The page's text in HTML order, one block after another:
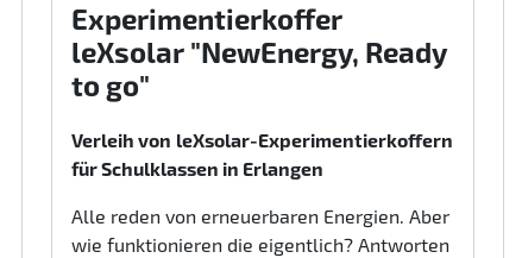
Experimentierkoffer
leXsolar "NewEnergy, Ready
to go"
Verleih von leXsolar-Experimentierkoffern
für Schulklassen in Erlangen
Alle reden von erneuerbaren Energien. Aber
wie funktionieren die eigentlich? Antworten